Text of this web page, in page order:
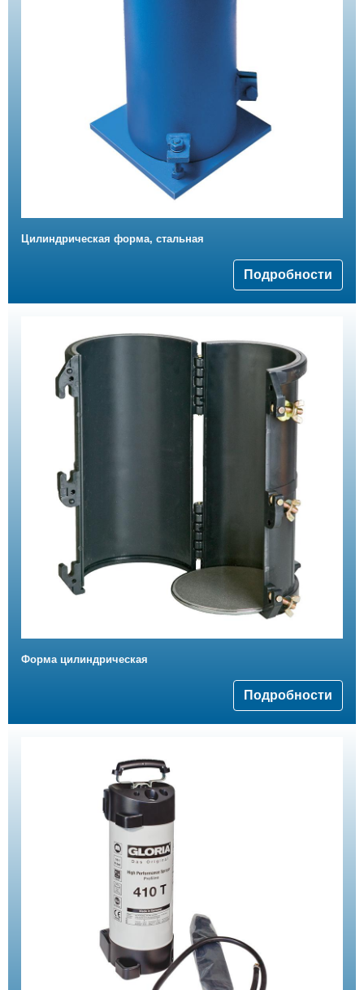
Цилиндрическая форма, стальная
Подробности
Форма цилиндрическая
Подробности